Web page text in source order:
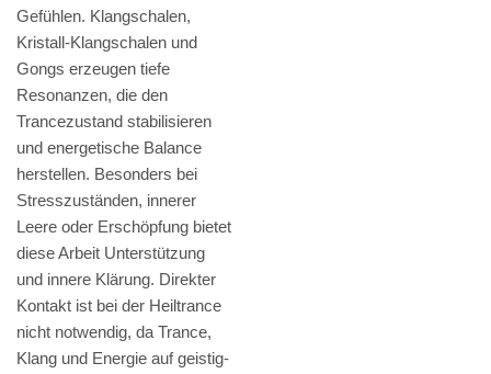
Gefühlen. Klangschalen,
Kristall-Klangschalen und
Gongs erzeugen tiefe
Resonanzen, die den
Trancezustand stabilisieren
und energetische Balance
herstellen. Besonders bei
Stresszuständen, innerer
Leere oder Erschöpfung bietet
diese Arbeit Unterstützung
und innere Klärung. Direkter
Kontakt ist bei der Heiltrance
nicht notwendig, da Trance,
Klang und Energie auf geistig-